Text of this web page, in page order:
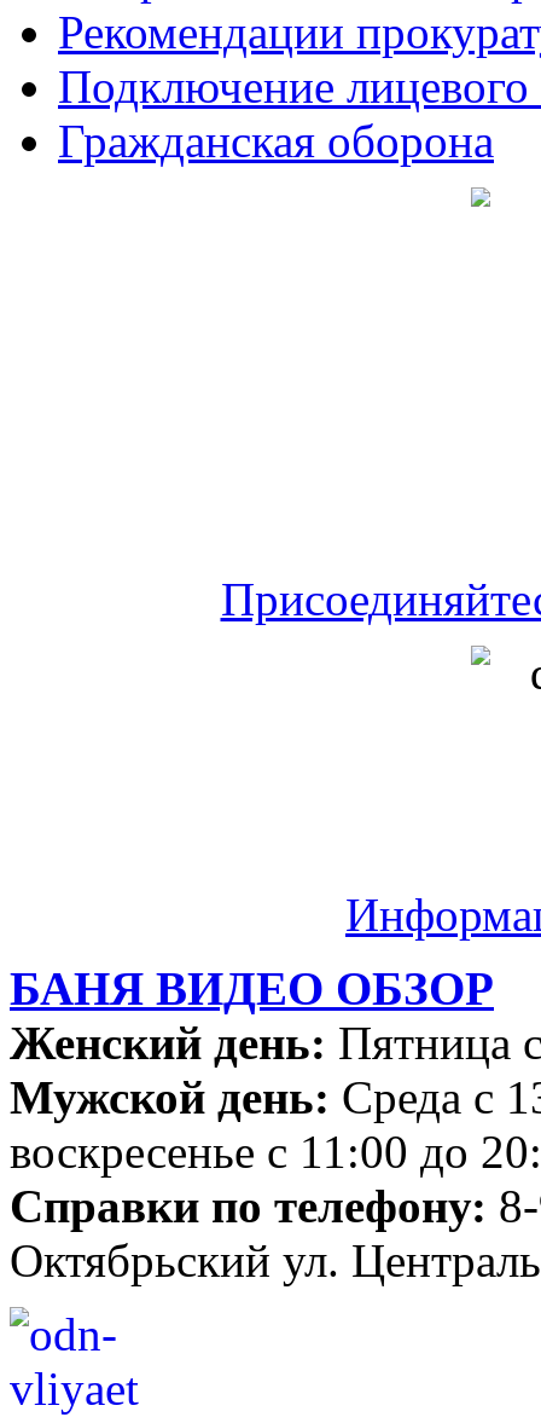
Рекомендации
Подключение
Гражданская оборона
БАНЯ ВИДЕО ОБЗОР
Женский день: Пятница
Мужской день: Среда с
воскресенье с 11:00 до
Справки по телефону:
Октябрьский ул.